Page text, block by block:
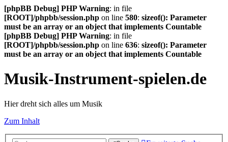
[phpBB Debug] PHP Warning: in file
[ROOT]/phpbb/session.php on line 580: sizeof(): Parameter
must be an array or an object that implements Countable
[phpBB Debug] PHP Warning: in file
[ROOT]/phpbb/session.php on line 636: sizeof(): Parameter
must be an array or an object that implements Countable
Musik-Instrument-spielen.de
Hier dreht sich alles um Musik
Zum Inhalt